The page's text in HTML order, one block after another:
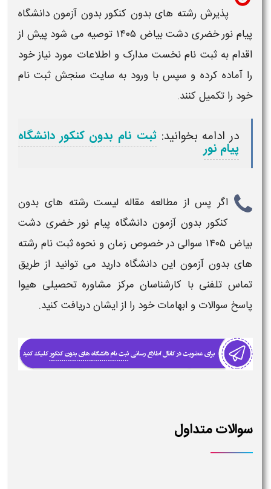
پذیرش رشته های بدون کنکور بدون آزمون دانشگاه
پیام نور خضری دشت بیاض ۱۴۰۵ توصیه می شود پیش از
اقدام به ثبت نام نخست مدارکو اطلاعات مورد نیاز خود
را آماده کرده و سپس با ورود به سایت سنجش ثبت نام
خود را تکمیل کنند.
در ادامه بخوانید: ثبت نام بدون کنکور دانشگاه
پیام نور
اگر پس از مطالعه مقاله لیست رشته های بدون
کنکور بدون آزمون دانشگاه پیام نور خضری دشت
بیاض ۱۴۰۵ سوالی در خصوص زمان و نحوه ثبت نام رشته
های بدون آزمون این دانشگاه دارید می توانید از طریق
تماس تلفنی با کارشناسان مرکز مشاوره تحصیلی هیوا
پاسخ سوالات و ابهامات خود را از ایشان دریافت کنید.
سوالات متداول